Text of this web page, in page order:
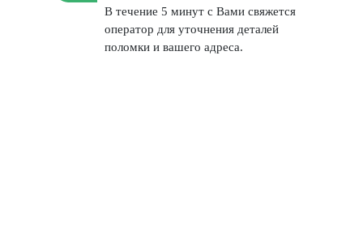
В течение 5 минут с Вами свяжется
оператор для уточнения деталей
поломки и вашего адреса.